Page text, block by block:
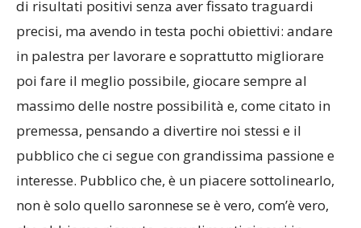
di risultati positivi senza aver fissato traguardi
precisi, ma avendo in testa pochi obiettivi: andare
in palestra per lavorare e soprattutto migliorare
poi fare il meglio possibile, giocare sempre al
massimo delle nostre possibilità e, come citato in
premessa, pensando a divertire noi stessi e il
pubblico che ci segue con grandissima passione e
interesse. Pubblico che, è un piacere sottolinearlo,
non è solo quello saronnese se è vero, com’è vero,